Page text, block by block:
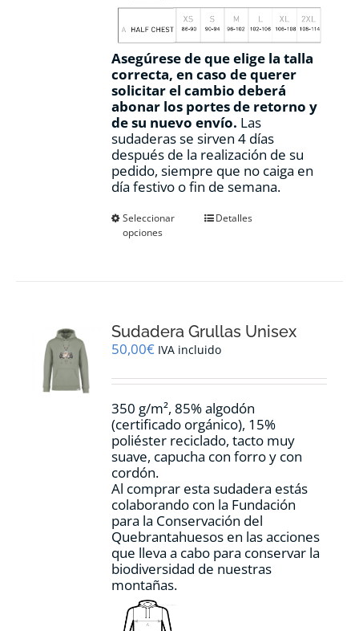
Asegúrese de que elige la talla
correcta, en caso de querer
solicitar el cambio deberá
abonar los portes de retorno y
de su nuevo envío. Las
sudaderas se sirven 4 días
después de la realización de su
pedido, siempre que no caiga en
día festivo o fin de semana.
Seleccionar
opciones
Este
se
pueden
en
página
de
producto
Detalles
Sudadera Grullas Unisex
50,00€ IVA incluido
350 g/m², 85% algodón
(certificado orgánico), 15%
poliéster reciclado, tacto muy
suave, capucha con forro y con
cordón.
Al comprar esta sudadera estás
colaborando con la Fundación
para la Conservación del
Quebrantahuesos en las acciones
que lleva a cabo para conservar la
biodiversidad de nuestras
montañas.